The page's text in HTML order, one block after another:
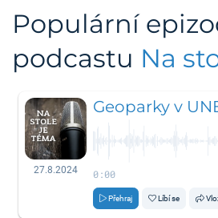
Populární
podcastu Na
27.8.2024
Geoparky v
0:00
Přehraj Líbí se